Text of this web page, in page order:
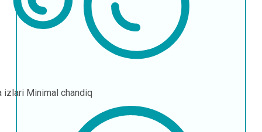
izlari Minimal chandiq